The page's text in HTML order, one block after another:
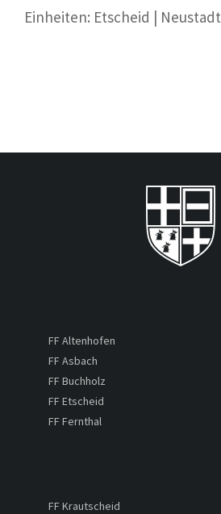
Einheiten: Etscheid | Neustadt
FF Altenhofen
FF Asbach
FF Buchholz
FF Etscheid
FF Fernthal
FF Krautscheid